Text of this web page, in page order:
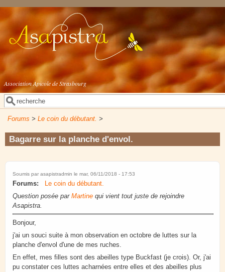
Aller au contenu principal
Association Apicole de Strasbourg
Formulaire de recherche
Rechercher
Forums > Le coin du débutant. >
Bagarre sur la planche d'envol.
Soumis par asapistradmin le mar, 06/11/2018 - 17:53
Forums:
Le coin du débutant.
Question posée par Martine qui vient tout juste de rejoindre
Asapistra.
Bonjour,
j'ai un souci suite à mon observation en octobre de luttes sur la
planche d'envol d'une de mes ruches.
En effet, mes filles sont des abeilles type Buckfast (je crois). Or, j'ai
pu constater ces luttes acharnées entre elles et des abeilles plus